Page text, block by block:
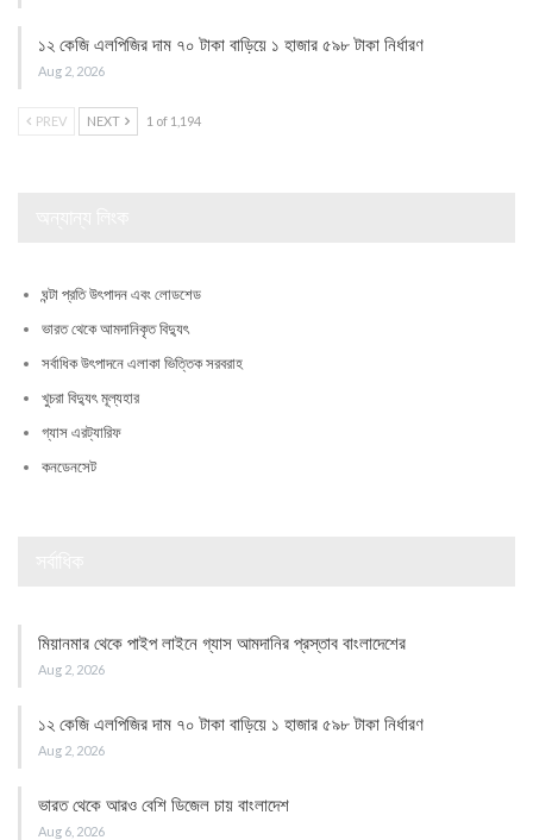
১২ কেজি এলপিজির দাম ৭০ টাকা বাড়িয়ে ১ হাজার ৫৯৮ টাকা নির্ধারণ
Aug 2, 2026
PREV NEXT 1 of 1,194
ঘন্টা প্রতি উৎপাদন এবং লোডশেড
ভারত থেকে আমদানিকৃত বিদ্যুৎ
সর্বাধিক উৎপাদনে এলাকা ভিত্তিক সরবরাহ
খুচরা বিদ্যুৎ মূল্যহার
গ্যাস এরট্যারিফ
কনডেনসেট
মিয়ানমার থেকে পাইপ লাইনে গ্যাস আমদানির প্রস্তাব বাংলাদেশের
Aug 2, 2026
১২ কেজি এলপিজির দাম ৭০ টাকা বাড়িয়ে ১ হাজার ৫৯৮ টাকা নির্ধারণ
Aug 2, 2026
ভারত থেকে আরও বেশি ডিজেল চায় বাংলাদেশ
Aug 6, 2026